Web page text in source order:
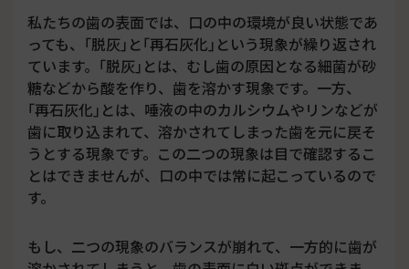
私たちの歯の表面では、口の中の環境が良い状態であ
っても、｢脱灰｣と｢再石灰化｣という現象が繰り返され
ています。｢脱灰｣とは、むし歯の原因となる細菌が砂
糖などから酸を作り、歯を溶かす現象です。一方、
｢再石灰化｣とは、唾液の中のカルシウムやリンなどが
歯に取り込まれて、溶かされてしまった歯を元に戻そ
うとする現象です。この二つの現象は目で確認するこ
とはできませんが、口の中では常に起こっているので
す。
もし、二つの現象のバランスが崩れて、一方的に歯が